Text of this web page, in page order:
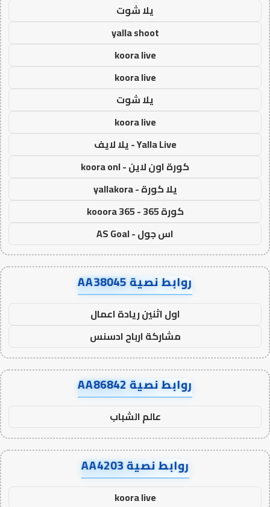
يلا شوت
yalla shoot
koora live
koora live
يلا شوت
koora live
Yalla Live - يلا لايف
كورة اون لاين - koora onl
يلا كورة - yallakora
كورة 365 - kooora 365
اس جول - AS Goal
روابط نصية AA38045
اول اثنين ريادة اعمال
مشاركة ارباح ادسنس
روابط نصية AA86842
عالم الشباب
روابط نصية AA4203
koora live